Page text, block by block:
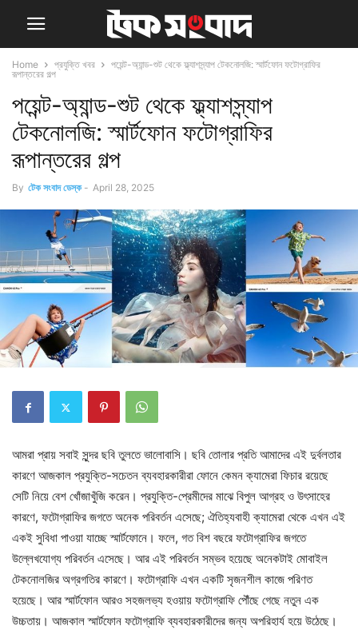
Home প্রযুক্তি খবর
পয়েন্ট-অ্যান্ড-শুট থেকে ফ্ল্যাশস্ন্যাপ টেকনোলজি: স্মার্টফোন ফটোগ্রাফির
রূপান্তরের গল্প
পয়েন্ট-অ্যান্ড-শুট থেকে ফ্ল্যাশস্ন্যাপ
টেকনোলজি: স্মার্টফোন ফটোগ্রাফির
রূপান্তরের গল্প
By টেক সংবাদ ডেস্ক - April 28, 2025
আমরা প্রায় সবাই সুন্দর ছবি তুলতে ভালোবাসি। ছবি তোলার প্রতি আমাদের এই দুর্বলতার
কারণে আজকাল প্রযুক্তি-সচেতন ব্যবহারকারীরা ফোনে কেমন ক্যামেরা ফিচার রয়েছে
সেটি নিয়ে বেশ খোঁজাখুঁজি করেন। প্রযুক্তি-প্রেমীদের মাঝে বিপুল আগ্রহ ও উৎসাহের
কারণে, ফটোগ্রাফির জগতে অনেক পরিবর্তন এসেছে; ঐতিহ্যবাহী ক্যামেরা থেকে এখন এই
একই সুবিধা পাওয়া যাচ্ছে স্মার্টফোনে। ফলে, গত বিশ বছরে ফটোগ্রাফির জগতে
উল্লেখযোগ্য পরিবর্তন এসেছে। আর এই পরিবর্তন সম্ভব হয়েছে অনেকটাই মোবাইল
টেকনোলজির অগ্রগতির কারণে। ফটোগ্রাফি এখন একটি সৃজনশীল কাজে পরিণত
হয়েছে। আর স্মার্টফোন আরও সহজলভ্য হওয়ায় ফটোগ্রাফি পৌঁছে গেছে নতুন এক
উচ্চতায়। আজকাল স্মার্টফোন ফটোগ্রাফি ব্যবহারকারীদের জন্য অপরিহার্য হয়ে উঠেছে।